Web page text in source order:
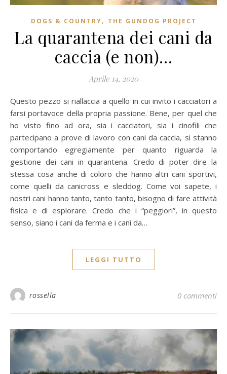
DOGS & COUNTRY, THE GUNDOG PROJECT
La quarantena dei cani da
caccia (e non)…
Aprile 14, 2020
Questo pezzo si riallaccia a quello in cui invito i cacciatori a
farsi portavoce della propria passione. Bene, per quel che
ho visto fino ad ora, sia i cacciatori, sia i cinofili che
partecipano a prove di lavoro con cani da caccia, si stanno
comportando egregiamente per quanto riguarda la
gestione dei cani in quarantena. Credo di poter dire la
stessa cosa anche di coloro che hanno altri cani sportivi,
come quelli da canicross e sleddog. Come voi sapete, i
nostri cani hanno tanto, tanto tanto, bisogno di fare attività
fisica e di esplorare. Credo che i “peggiori”, in questo
senso, siano i cani da ferma e i cani da…
LEGGI TUTTO
rossella 0 commenti